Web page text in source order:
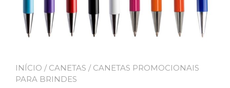
INÍCIO / CANETAS / CANETAS PROMOCIONAIS
PARA BRINDES